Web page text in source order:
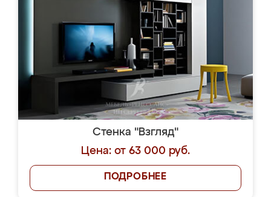
Стенка "Взгляд"
Цена: от 63 000 руб.
ПОДРОБНЕЕ